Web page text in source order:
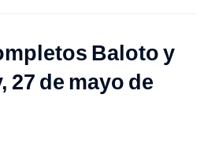
Baloto y
27 de mayo de